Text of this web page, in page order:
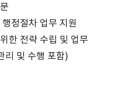
정절차 업무 지원
한 전략 수립 및 업무
리 및 수행 포함)